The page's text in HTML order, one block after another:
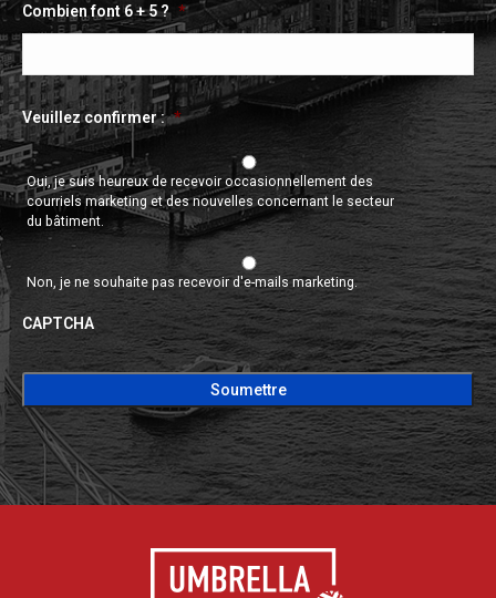
Combien font 6 + 5 ? *
Veuillez confirmer : *
Oui, je suis heureux de recevoir occasionnellement des
courriels marketing et des nouvelles concernant le secteur
du bâtiment.
Non, je ne souhaite pas recevoir d'e-mails marketing.
CAPTCHA
CAPTCHA